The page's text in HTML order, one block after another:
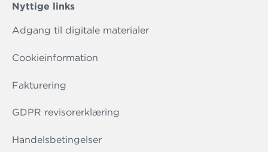
Nyttige links
Adgang til digitale materialer
Cookieinformation
Fakturering
GDPR revisorerklæring
Handelsbetingelser